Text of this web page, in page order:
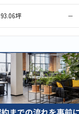
93.06坪 −